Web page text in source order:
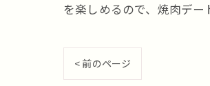
を楽しめるので、焼肉デー
< 前のページ